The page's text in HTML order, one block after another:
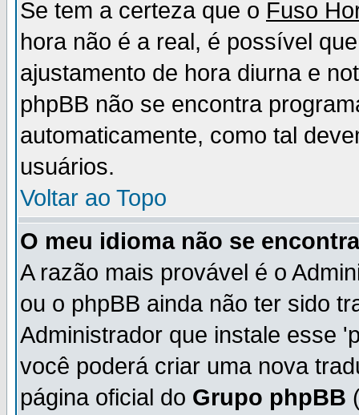
Se tem a certeza que o Fuso
hora não é a real, é possível
ajustamento de hora diurna e
phpBB não se encontra
automaticamente, como tal
usuários.
Voltar ao Topo
O meu idioma não se
A razão mais provável é o
ou o phpBB ainda não ter sido
Administrador que instale esse
você poderá criar uma nova
página oficial do Grupo phpBB